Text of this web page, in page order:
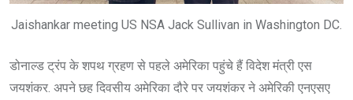
Jaishankar meeting US NSA Jack Sullivan in Washington DC.
डोनाल्ड ट्रंप के शपथ ग्रहण से पहले अमेरिका पहुंचे हैं विदेश मंत्री एस
जयशंकर. अपने छह दिवसीय अमेरिका दौरे पर जयशंकर ने अमेरिकी एनएसए